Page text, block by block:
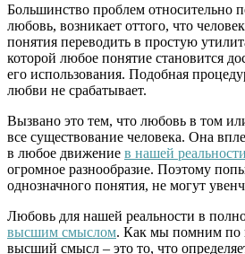
Большинство проблем относительно
любовь, возникает оттого, что
понятия переводить в простую
которой любое понятие становится
его использования. Подобная
любви не срабатывает.
Вызвано это тем, что любовь в том
все существование человека. Она
в любое движение в нашей реальности
огромное разнообразие. Поэтому
однозначного понятия, не могут
Любовь для нашей реальности в
высшим смыслом. Как мы помним по
высший смысл – это то, что